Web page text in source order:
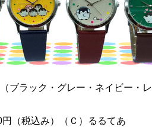
ブラック・グレー・ネイビー・
（税込み）（Ｃ）るるてあ